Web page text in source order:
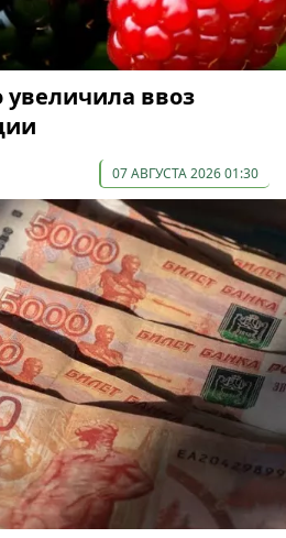
увеличила ввоз
07 АВГУСТА 2026 01:30